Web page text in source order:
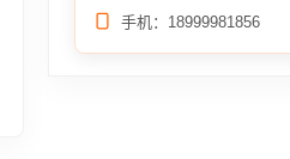
手机：18999981856